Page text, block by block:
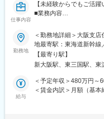
■組織構成
営業部長1名(50代)、マ
代）となり、いずれも
れております。
■ポジションの魅力
わえる事
・マーケ・営業とのチ
仕事内容
【未経験からでもご活躍
■業務内容
師が対象）をメインに
器）の問題発生時の修理
据付、提案営業等を担当
（1）導入・納品…医療
（2）修理…施設へ訪問し
（3）保守・点検…定期
（4）報告書の入力
勤務地
＜勤務地詳細＞大阪支
地最寄駅：東海道新幹線
変更の範囲：会社の定め
【最寄り駅】
新大阪駅、東三国駅、東
給与
＜予定年収＞480万円～
＜賃金内訳＞月額（基